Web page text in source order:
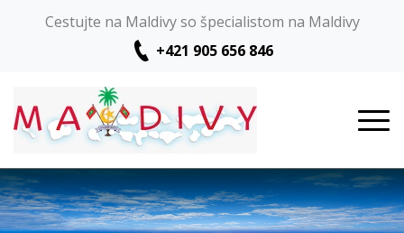
Cestujte na Maldivy so špecialistom na Maldivy
+421 905 656 846